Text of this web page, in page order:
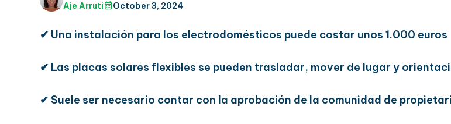
Aje Arruti October 3, 2024
✔ Una instalación para los electrodomésticos puede costar unos 1.000 euros
✔ Las placas solares flexibles se pueden trasladar, mover de lugar y
✔ Suele ser necesario contar con la aprobación de la comunidad de